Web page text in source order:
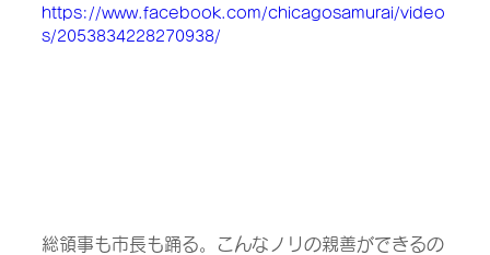
https://www.facebook.com/chicagosamurai/video
s/2053834228270938/
総領事も市長も踊る。こんなノリの親善ができるの